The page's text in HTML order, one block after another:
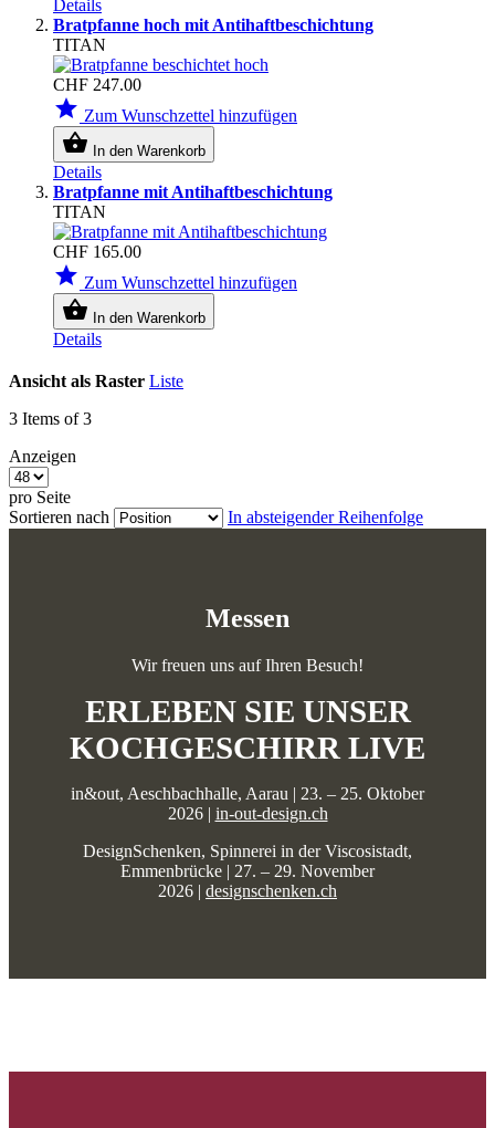
Details
Bratpfanne hoch mit Antihaftbeschichtung
TITAN
CHF 247.00
star Zum Wunschzettel hinzufügen
shopping_basket In den Warenkorb
Details
Bratpfanne mit Antihaftbeschichtung
TITAN
CHF 165.00
star Zum Wunschzettel hinzufügen
shopping_basket In den Warenkorb
Details
Ansicht als Raster Liste
3 Items of 3
Anzeigen
pro Seite
Sortieren nach
In absteigender Reihenfolge
Messen
Wir freuen uns auf Ihren Besuch!
ERLEBEN SIE UNSER
KOCHGESCHIRR LIVE
in&out, Aeschbachhalle, Aarau | 23. – 25. Oktober
2026 | in-out-design.ch
DesignSchenken, Spinnerei in der Viscosistadt,
Emmenbrücke | 27. – 29. November
2026 | designschenken.ch